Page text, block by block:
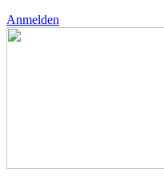
Anmelden